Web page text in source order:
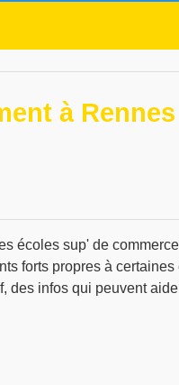
à
écoles sup' de
forts propres à certaines
des infos qui peuvent